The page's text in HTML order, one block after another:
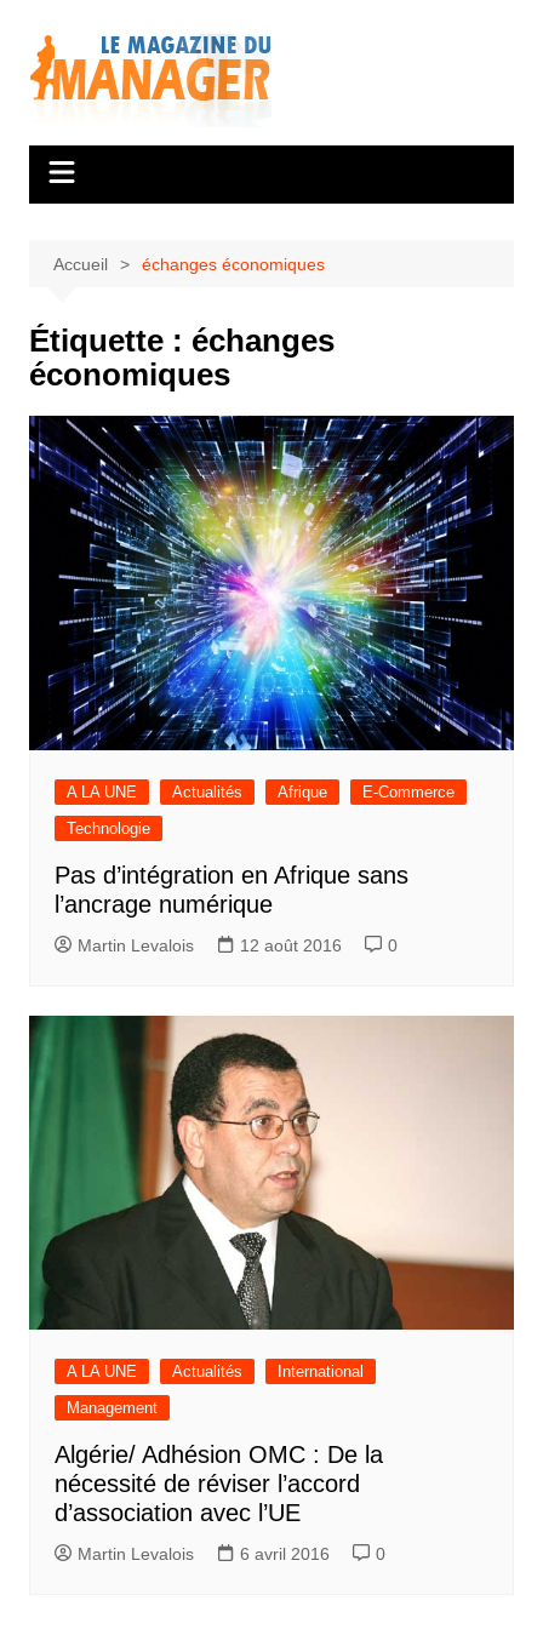
contenu
Accueil échanges économiques
Étiquette : échanges
économiques
A LA UNE Actualités Afrique
E-Commerce
Technologie
Pas d’intégration en Afrique sans
l’ancrage numérique
Martin Levalois 12 août 2016 0
A LA UNE Actualités
International
Management
Algérie/ Adhésion OMC : De la
nécessité de réviser l’accord
d’association avec l’UE
Martin Levalois 6 avril 2016 0